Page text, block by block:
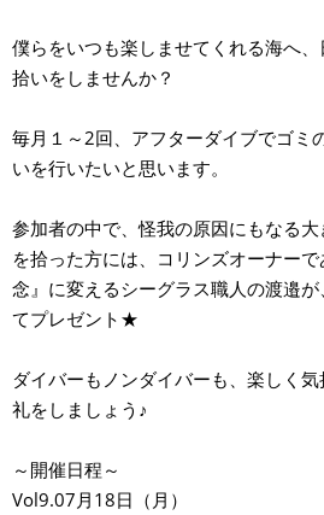
僕らをいつも楽しませてくれる海へ
拾いをしませんか？
毎月１～2回、アフターダイブでゴミ
いを行いたいと思います。
参加者の中で、怪我の原因にもなる
を拾った方には、コリンズオーナー
念』に変えるシーグラス職人の渡邉
てプレゼント★
ダイバーもノンダイバーも、楽しく
礼をしましょう♪
～開催日程～
Vol9.07月18日（月）